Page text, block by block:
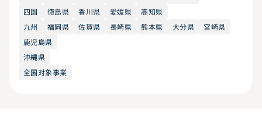
四国
徳島県 香川県 愛媛県
高知県
九州
福岡県 佐賀県 長崎県 熊本県 大分県
宮崎県
鹿児島県
沖縄県
全国対象事業